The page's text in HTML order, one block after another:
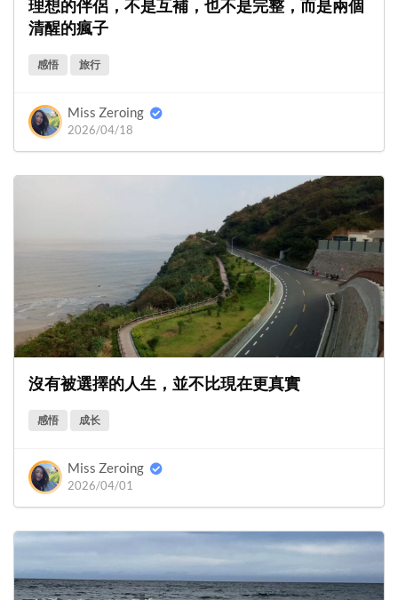
理想的伴侶，不是互補，也不是完整，而是兩個
清醒的瘋子
感悟 旅行
Miss Zeroing
2026/04/18
沒有被選擇的人生，並不比現在更真實
感悟 成长
Miss Zeroing
2026/04/01